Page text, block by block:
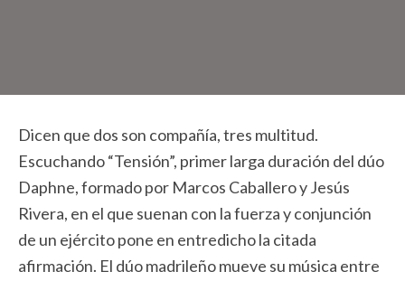
Dicen que dos son compañía, tres multitud.
Escuchando “Tensión”, primer larga duración del dúo
Daphne, formado por Marcos Caballero y Jesús
Rivera, en el que suenan con la fuerza y conjunción
de un ejército pone en entredicho la citada
afirmación. El dúo madrileño mueve su música entre